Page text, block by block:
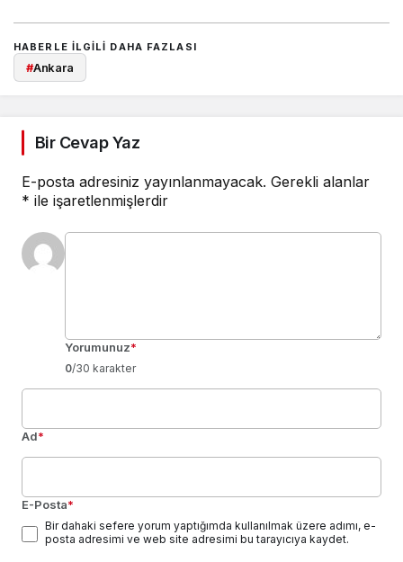
HABERLE ILGILI DAHA FAZLASI
#Ankara
Bir Cevap Yaz
E-posta adresiniz yayınlanmayacak. Gerekli alanlar
* ile işaretlenmişlerdir
Yorumunuz*
0/30 karakter
Ad*
E-Posta*
Bir dahaki sefere yorum yaptığımda kullanılmak üzere adımı, e-
posta adresimi ve web site adresimi bu tarayıcıya kaydet.